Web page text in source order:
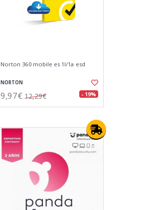
Norton 360 mobile es 1l/1a esd
NORTON
9,97€ 12,29€ - 19%